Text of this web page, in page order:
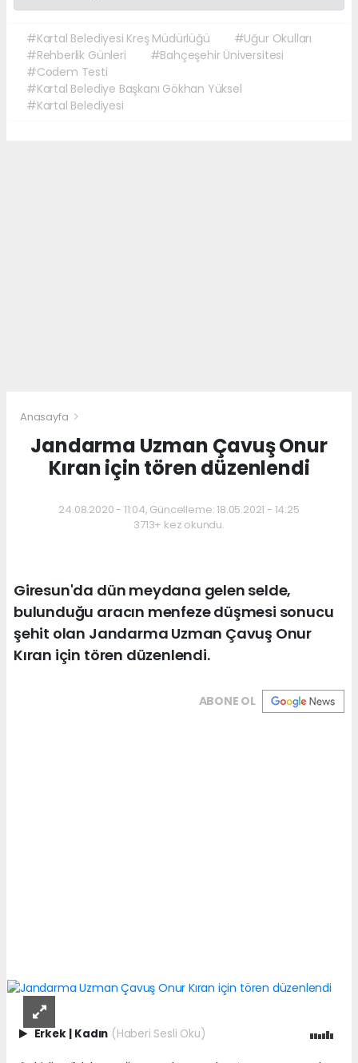
#Kartal Belediyesi Kreş Müdürlüğü
#Uğur Okulları
#Rehberlik Günleri
#Bahçeşehir Üniversitesi
#Codem Testi
#Kartal Belediye Başkanı Gökhan Yüksel
#Kartal Belediyesi
Anasayfa
Jandarma Uzman Çavuş Onur
Kıran için tören düzenlendi
24.08.2020 - 11:04, Güncelleme: 18.05.2021 - 14:25
3713+ kez okundu.
Giresun'da dün meydana gelen selde,
bulunduğu aracın menfeze düşmesi sonucu
şehit olan Jandarma Uzman Çavuş Onur
Kıran için tören düzenlendi.
ABONE OL
Erkek Kadın (Haberi Sesli Oku)